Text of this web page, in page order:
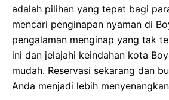
adalah pilihan yang tepat bagi
mencari penginapan nyaman di
pengalaman menginap yang tak
ini dan jelajahi keindahan kota
mudah. Reservasi sekarang dan
Anda menjadi lebih